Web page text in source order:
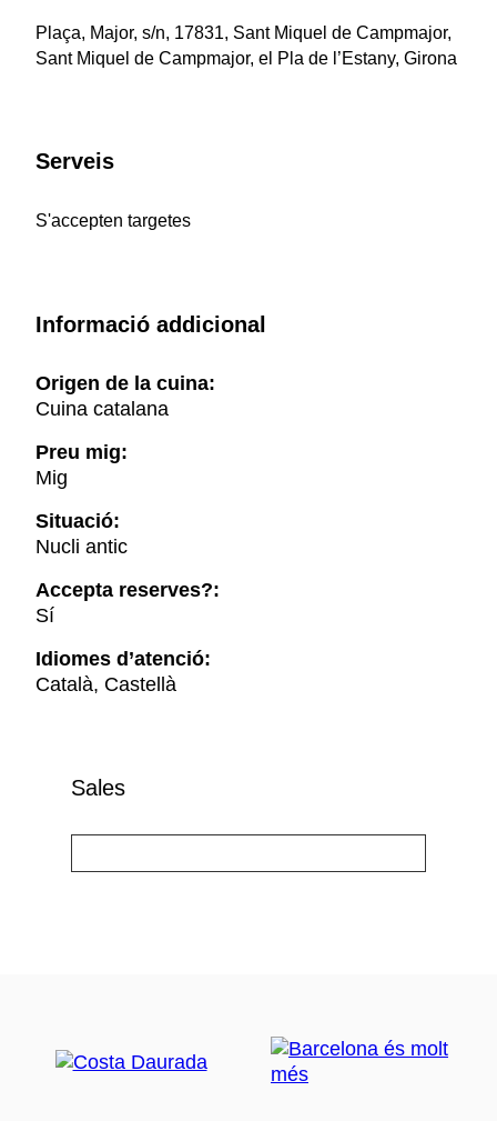
Plaça, Major, s/n, 17831, Sant Miquel de Campmajor,
Sant Miquel de Campmajor, el Pla de l’Estany, Girona
Serveis
S'accepten targetes
Informació addicional
Origen de la cuina:
Cuina catalana
Preu mig:
Mig
Situació:
Nucli antic
Accepta reserves?:
Sí
Idiomes d’atenció:
Català, Castellà
Sales